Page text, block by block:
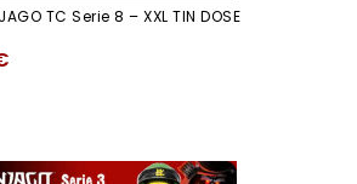
TC Serie 8 – XXL TIN DOSE